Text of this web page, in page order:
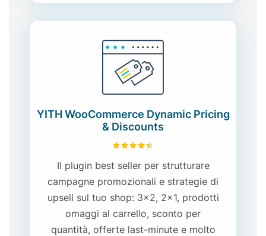
YITH WooCommerce Dynamic Pricing
& Discounts
Il plugin best seller per strutturare
campagne promozionali e strategie di
upsell sul tuo shop: 3x2, 2x1, prodotti
omaggi al carrello, sconto per
quantità, offerte last-minute e molto